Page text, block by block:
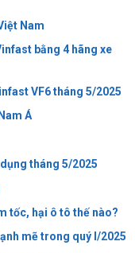
Nam
bằng 4 hãng xe
VF6 tháng 5/2025
Á
tháng 5/2025
tốc, hại ô tô thế nào?
mẽ trong quý I/2025